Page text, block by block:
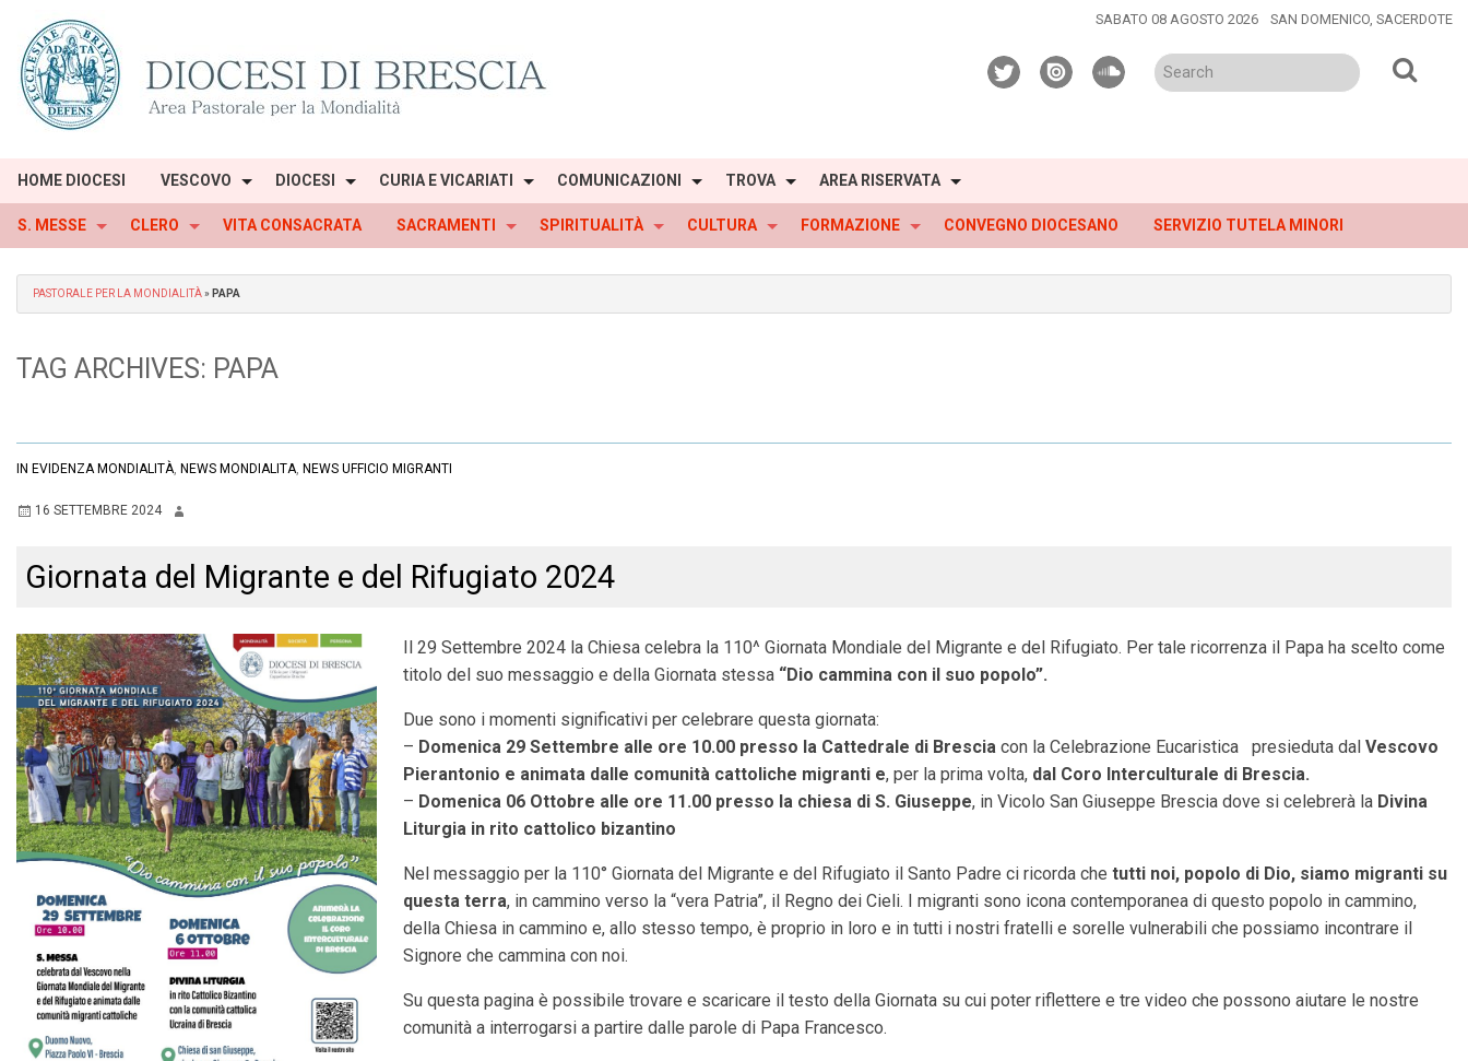
content
SABATO 08 AGOSTO 2026 SAN DOMENICO, SACERDOTE
twitterissuusoundcloud
HOME DIOCESI VESCOVO DIOCESI CURIA E VICARIATI COMUNICAZIONI TROVA AREA RISERVATA
S. MESSE CLERO VITA CONSACRATA SACRAMENTI SPIRITUALITÀ CULTURA FORMAZIONE CONVEGNO DIOCESANO SERVIZIO TUTELA MINORI
PASTORALE PER LA MONDIALITÀ» PAPA
TAG ARCHIVES: PAPA
IN EVIDENZA MONDIALITÀ, NEWS MONDIALITA, NEWS UFFICIO MIGRANTI
16 SETTEMBRE 2024
Giornata del Migrante e del Rifugiato 2024
Il 29 Settembre 2024 la Chiesa celebra la 110^ Giornata Mondiale del Migrante e del Rifugiato. Per tale ricorrenza il Papa ha scelto come
titolo del suo messaggio e della Giornata stessa “Dio cammina con il suo popolo”.
Due sono i momenti significativi per celebrare questa giornata:
– Domenica 29 Settembre alle ore 10.00 presso la Cattedrale di Brescia con la Celebrazione Eucaristica presieduta dal Vescovo
Pierantonio e animata dalle comunità cattoliche migranti e, per la prima volta, dal Coro Interculturale di Brescia.
– Domenica 06 Ottobre alle ore 11.00 presso la chiesa di S. Giuseppe, in Vicolo San Giuseppe Brescia dove si celebrerà la Divina
Liturgia in rito cattolico bizantino
Nel messaggio per la 110° Giornata del Migrante e del Rifugiato il Santo Padre ci ricorda che tutti noi, popolo di Dio, siamo migranti su
questa terra, in cammino verso la “vera Patria”, il Regno dei Cieli. I migranti sono icona contemporanea di questo popolo in cammino,
della Chiesa in cammino e, allo stesso tempo, è proprio in loro e in tutti i nostri fratelli e sorelle vulnerabili che possiamo incontrare il
Signore che cammina con noi.
Su questa pagina è possibile trovare e scaricare il testo della Giornata su cui poter riflettere e tre video che possono aiutare le nostre
comunità a interrogarsi a partire dalle parole di Papa Francesco.